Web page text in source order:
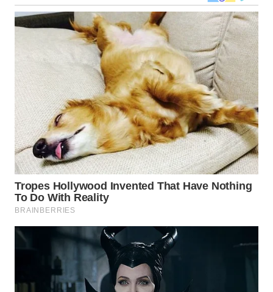
LANGKAT
TAPANULI
SELATAN
WN
TANJUNG
LESUNG
WN
KARO
WN
LABUHANBATU